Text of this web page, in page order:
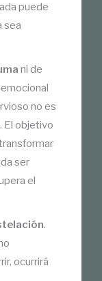
puede
sea
ni de
no es
El objetivo
ser
el
.
ocurrirá